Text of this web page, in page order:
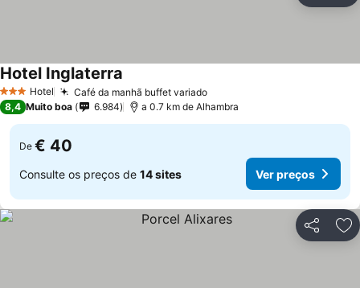
3 EstrelasHotel Café da manhã buffet variado
Hotel Inglaterra
8,4 Muito boa 6.984 a 0.7 km de Alhambra
De € 40
Consulte os preços de 14 sites Ver preços
Partilhar